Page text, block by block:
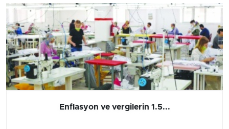
Enflasyon ve vergilerin 1.5...